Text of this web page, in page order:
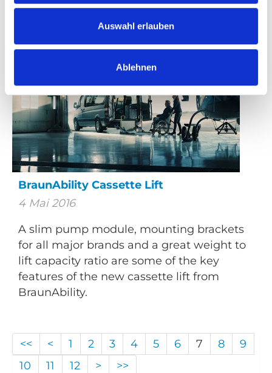
Auswahl erlauben
Ablehnen
BraunAbility Cassette Lift
4 Mai 2016
A slim pump module, mounting brackets
for all major brands and a great weight to
lift capacity ratio are some of the key
features of the new cassette lift from
BraunAbility.
<< < 1 2 3 4 5 6 7 8
9
10
11 12 > >>